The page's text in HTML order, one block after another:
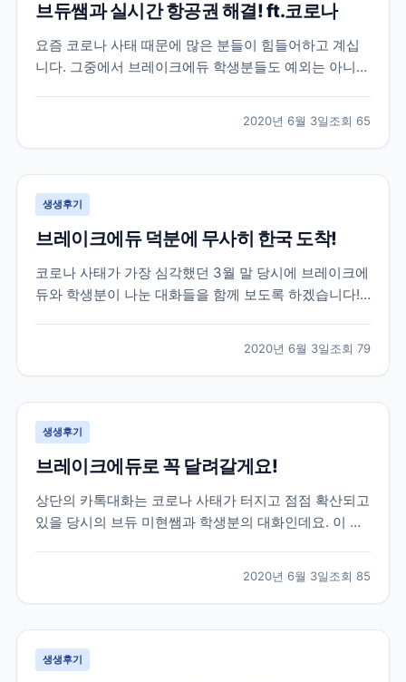
브듀쌤과 실시간 항공권 해결! ft.코로나
요즘 코로나 사태 때문에 많은 분들이 힘들어하고 계십
니다. 그중에서 브레이크에듀 학생분들도 예외는 아니었
이었지만 브레이크에듀는 함께 걱정하고 최선을 다해 옆
에서 서포트 해드리는 게 맞다고 생각합니다. 하단 카톡
은...
2020년 6월 3일조회 65
생생후기
브레이크에듀 덕분에 무사히 한국 도착!
코로나 사태가 가장 심각했던 3월 말 당시에 브레이크에
듀와 학생분이 나눈 대화들을 함께 보도록 하겠습니다!
어학연수를 계획하셨지만 3개월 정도 공부 후, 코로나
사태로 인해 어쩔 수 없이 다시 한국으로 돌아오기로 하
였...
2020년 6월 3일조회 79
생생후기
브레이크에듀로 꼭 달려갈게요!
상단의 카톡대화는 코로나 사태가 터지고 점점 확산되고
있을 당시의 브듀 미현쌤과 학생분의 대화인데요. 이 학
국하실 때만 해도 미국에는 코로나의 영향이 거의 없는
상황이라 무사히 출국을 하셨었는데요. 이제 막 적응하
면...
2020년 6월 3일조회 85
생생후기